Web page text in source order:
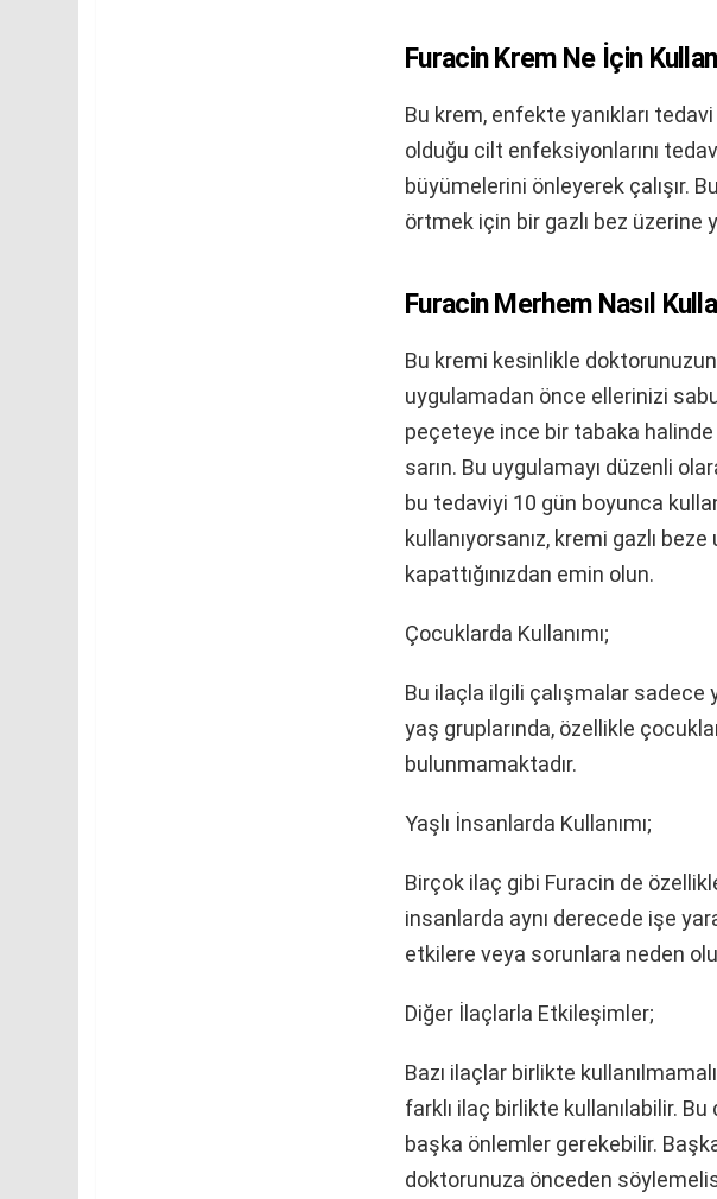
Furacin Krem Ne İçin
Bu krem, enfekte yanıkları
olduğu cilt enfeksiyonlarını
büyümelerini önleyerek çalışır.
örtmek için bir gazlı bez üzerine
Furacin Merhem Nasıl
Bu kremi kesinlikle
uygulamadan önce ellerinizi
peçeteye ince bir tabaka halinde
sarın. Bu uygulamayı düzenli
bu tedaviyi 10 gün boyunca
kullanıyorsanız, kremi gazlı beze
kapattığınızdan emin olun.
Çocuklarda Kullanımı;
Bu ilaçla ilgili çalışmalar sadece
yaş gruplarında, özellikle
bulunmamaktadır.
Yaşlı İnsanlarda Kullanımı;
Birçok ilaç gibi Furacin de
insanlarda aynı derecede işe
etkilere veya sorunlara neden
Diğer İlaçlarla Etkileşimler;
Bazı ilaçlar birlikte
farklı ilaç birlikte kullanılabilir.
başka önlemler gerekebilir.
doktorunuza önceden